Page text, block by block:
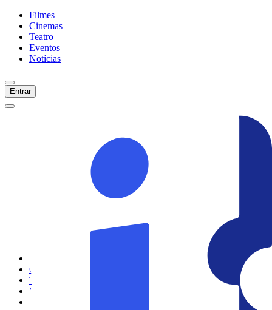
Filmes
Cinemas
Teatro
Eventos
Notícias
Entrar
Cinemas
Teatro
Eventos